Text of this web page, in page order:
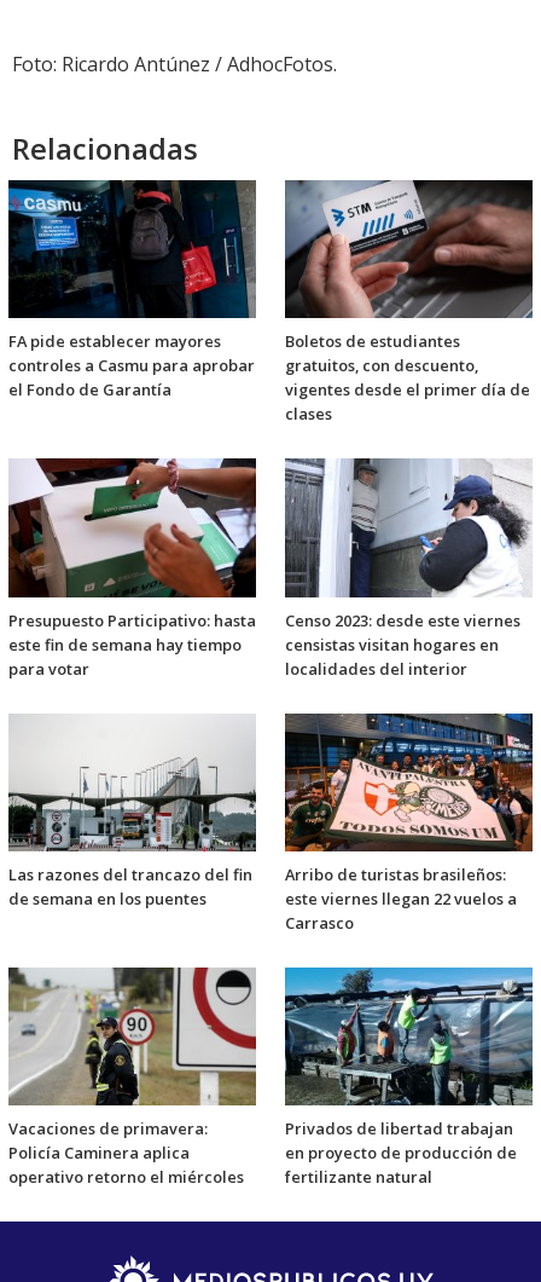
Foto: Ricardo Antúnez / AdhocFotos.
Relacionadas
FA pide establecer mayores
controles a Casmu para aprobar
el Fondo de Garantía
Boletos de estudiantes
gratuitos, con descuento,
vigentes desde el primer día de
clases
Presupuesto Participativo: hasta
este fin de semana hay tiempo
para votar
Censo 2023: desde este viernes
censistas visitan hogares en
localidades del interior
Las razones del trancazo del fin
de semana en los puentes
Arribo de turistas brasileños:
este viernes llegan 22 vuelos a
Carrasco
Vacaciones de primavera:
Policía Caminera aplica
operativo retorno el miércoles
Privados de libertad trabajan
en proyecto de producción de
fertilizante natural